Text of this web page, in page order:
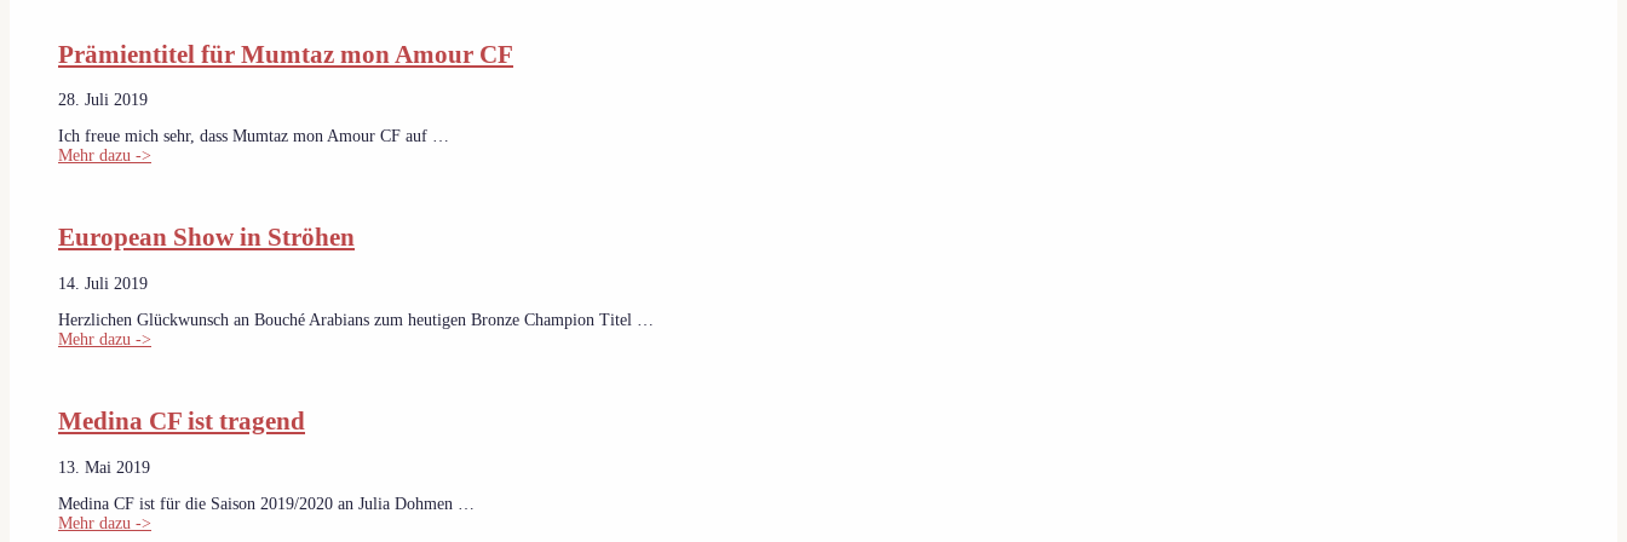
Prämientitel für Mumtaz mon Amour CF
28. Juli 2019
Ich freue mich sehr, dass Mumtaz mon Amour CF auf …
Mehr dazu ->
European Show in Ströhen
14. Juli 2019
Herzlichen Glückwunsch an Bouché Arabians zum heutigen Bronze Champion Titel …
Mehr dazu ->
Medina CF ist tragend
13. Mai 2019
Medina CF ist für die Saison 2019/2020 an Julia Dohmen …
Mehr dazu ->